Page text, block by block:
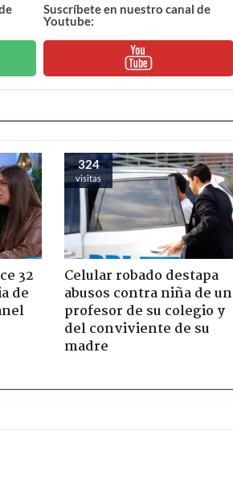
Suscríbete en nuestro canal de
Youtube:
32
de
324
visitas
Celular robado destapa
abusos contra niña de un
profesor de su colegio y
del conviviente de su
madre